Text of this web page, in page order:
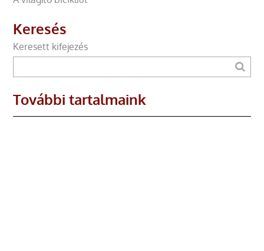
Keresés
Keresett kifejezés
További tartalmaink